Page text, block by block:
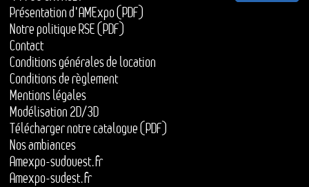
Présentation d'AMExpo (PDF)
Notre politique RSE (PDF)
Contact
Conditions générales de location
Conditions de règlement
Mentions légales
Modélisation 2D/3D
Télécharger notre catalogue (PDF)
Nos ambiances
Amexpo-sudouest.fr
Amexpo-sudest.fr